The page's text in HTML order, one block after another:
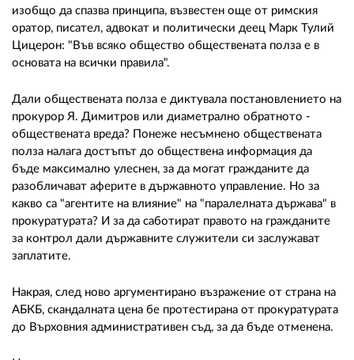
изобщо да спазва принципа, възвестен още от римския
оратор, писател, адвокат и политически деец Марк Тулий
Цицерон: "Във всяко общество обществената полза е в
основата на всички правила".
Дали обществената полза е диктувала постановлението на
прокурор Я. Димитров или диаметрално обратното -
обществената вреда? Понеже несъмнено обществената
полза налага достъпът до обществена информация да
бъде максимално улеснен, за да могат гражданите да
разобличават аферите в държавното управление. Но за
какво са "агентите на влияние" на "паралелната държава" в
прокуратурата? И за да саботират правото на гражданите
за контрол дали държавните служители си заслужават
заплатите.
Накрая, след ново аргументирано възражение от страна на
АБКБ, скандалната цена бе протестирана от прокуратурата
до Върховния административен съд, за да бъде отменена.